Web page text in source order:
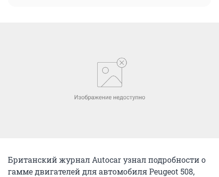
Британский журнал Autocar узнал подробности о
гамме двигателей для автомобиля Peugeot 508,